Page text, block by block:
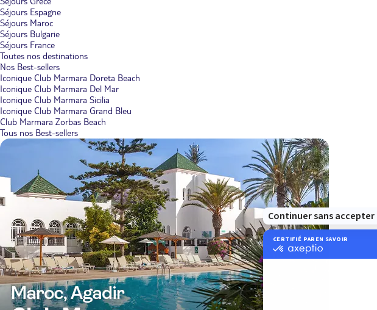
Séjours Espagne
Séjours Maroc
Séjours Bulgarie
Séjours France
Toutes nos destinations
Nos Best-sellers
Iconique Club Marmara Doreta Beach
Iconique Club Marmara Del Mar
Iconique Club Marmara Sicilia
Iconique Club Marmara Grand Bleu
Club Marmara Zorbas Beach
Tous nos Best-sellers